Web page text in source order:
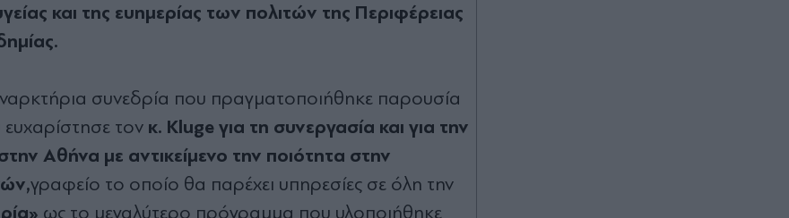
και της ευημερίας των πολιτών της Περιφέρειας
συνεδρία που πραγματοποιήθηκε παρουσία
τον κ. Kluge για τη συνεργασία και για την
Αθήνα με αντικείμενο την ποιότητα στην
γραφείο το οποίο θα παρέχει υπηρεσίες σε όλη την
ως το μεγαλύτερο πρόγραμμα που υλοποιήθηκε